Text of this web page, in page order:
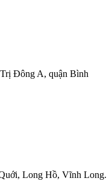
Đông A, quận Bình
Long Hồ, Vĩnh Long.